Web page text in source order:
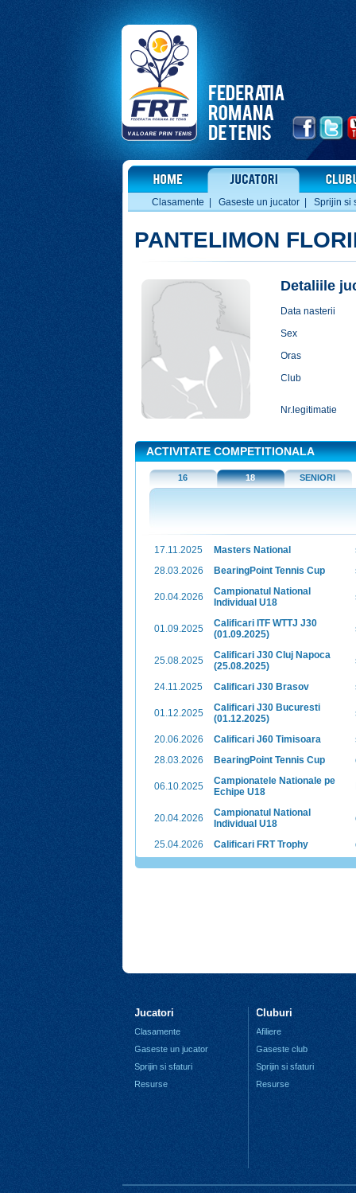
Clasamente Gaseste un jucator Sprijin si
PANTELIMON
Detaliile
Data nasterii
Sex
Oras
Club
Nr.legitimatie
ACTIVITATE COMPETITIONALA
16 18 SENIORI
17.11.2025 Masters National
28.03.2026
BearingPoint Tennis Cup
20.04.2026
Campionatul National
Individual U18
01.09.2025
Calificari ITF WTTJ J30
(01.09.2025)
25.08.2025
Calificari J30 Cluj Napoca
(25.08.2025)
24.11.2025 Calificari J30 Brasov
01.12.2025
Calificari J30 Bucuresti
(01.12.2025)
20.06.2026 Calificari J60 Timisoara
28.03.2026
BearingPoint Tennis Cup
06.10.2025
Campionatele Nationale pe
Echipe U18
20.04.2026
Campionatul National
Individual U18
25.04.2026 Calificari FRT Trophy
Jucatori
Clasamente
Gaseste un jucator
Sprijin si sfaturi
Resurse
Cluburi
Afiliere
Gaseste club
Sprijin si sfaturi
Resurse